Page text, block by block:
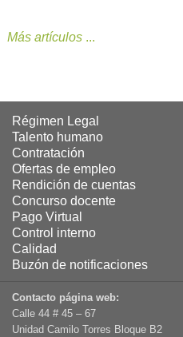
Más artículos...
Régimen Legal
Talento humano
Contratación
Ofertas de empleo
Rendición de cuentas
Concurso docente
Pago Virtual
Control interno
Calidad
Buzón de notificaciones
Contacto página web:
Calle 44 # 45 – 67
Unidad Camilo Torres Bloque B2